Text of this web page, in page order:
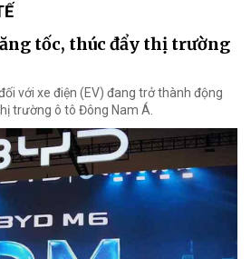
tốc, thúc đẩy thị trường
với xe điện (EV) đang trở thành động
trường ô tô Đông Nam Á.